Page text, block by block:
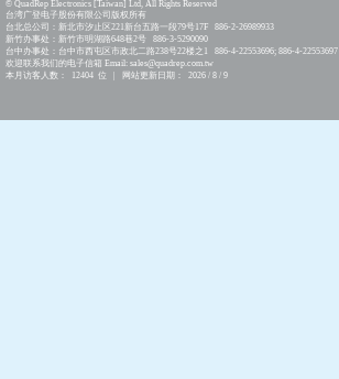
© QuadRep Electronics [Taiwan] Ltd, All Rights Reserved
台湾广登电子股份有限公司版权所有
台北总公司：新北市汐止区221新台五路一段79号17F 886-2-26989933
新竹办事处：新竹市明湖路648巷2号 886-3-5290090
台中办事处：台中市西屯区市政北二路238号22楼之1 886-4-22553696; 886-4-22553697
欢迎联系我们的电子信箱 Email: sales@quadrep.com.tw
本月访客人数： 12404 位 | 网站更新日期： 2026 / 8 / 9